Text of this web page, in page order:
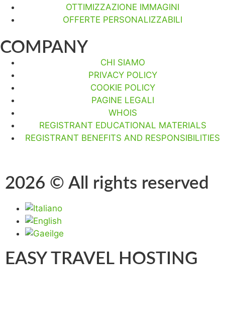
OTTIMIZZAZIONE IMMAGINI
OFFERTE PERSONALIZZABILI
COMPANY
CHI SIAMO
PRIVACY POLICY
COOKIE POLICY
PAGINE LEGALI
WHOIS
REGISTRANT EDUCATIONAL MATERIALS
REGISTRANT BENEFITS AND RESPONSIBILITIES
2026 © All rights reserved
EASY TRAVEL HOSTING